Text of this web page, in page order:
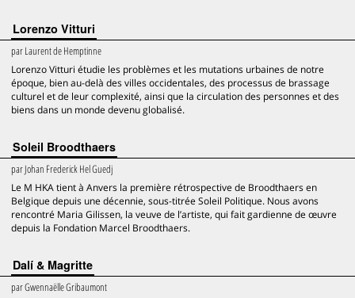
Lorenzo Vitturi
parLaurent de Hemptinne
Lorenzo Vitturi étudie les problèmes et les mutations urbaines de notre
époque, bien au-delà des villes occidentales, des processus de brassage
culturel et de leur complexité, ainsi que la circulation des personnes et des
biens dans un monde devenu globalisé.
Soleil Broodthaers
parJohan Frederick Hel Guedj
Le M HKA tient à Anvers la première rétrospective de Broodthaers en
Belgique depuis une décennie, sous-titrée Soleil Politique. Nous avons
rencontré Maria Gilissen, la veuve de l’artiste, qui fait gardienne de œuvre
depuis la Fondation Marcel Broodthaers.
Dalí & Magritte
parGwennaëlle Gribaumont